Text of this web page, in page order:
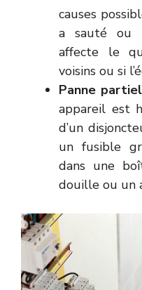
causes
a sauté ou
affecte le
voisins ou si
Panne
appareil est
d’un
un fusible
dans une
douille ou un